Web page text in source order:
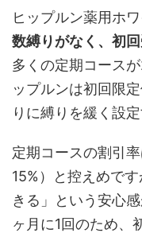
ヒップルン薬用ホ
数縛りがなく、初
多くの定期コース
ップルンは初回限
りに縛りを緩く設
定期コースの割引
15%）と控えめで
きる」という安心
ヶ月に1回のため、